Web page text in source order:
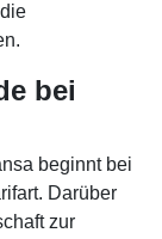
bei
beginnt bei
Darüber
zur